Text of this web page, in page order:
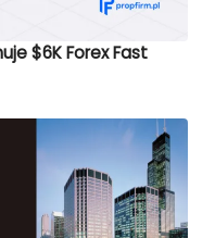
$6K Forex Fast